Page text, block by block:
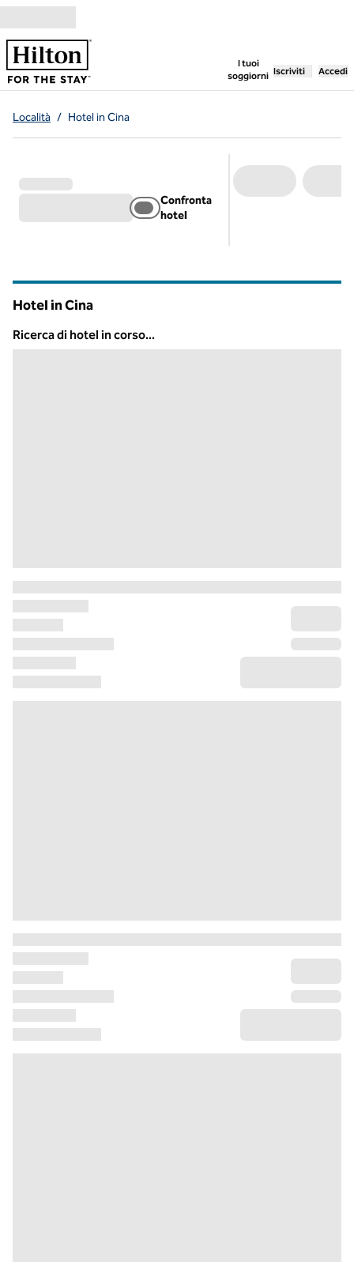
Vai al contenuto
I tuoi
soggiorni
, apre una
Iscriviti Accedi
Località / Hotel in Cina
Confronta
hotel
Hotel in Cina
Ricerca di hotel in corso...
Ricerca di hotel in corso...